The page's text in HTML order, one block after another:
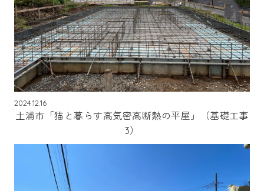
2024.12.16
土浦市「猫と暮らす高気密高断熱の平屋」（基礎工事
3）